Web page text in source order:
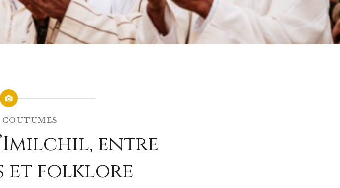
entre
et folklore